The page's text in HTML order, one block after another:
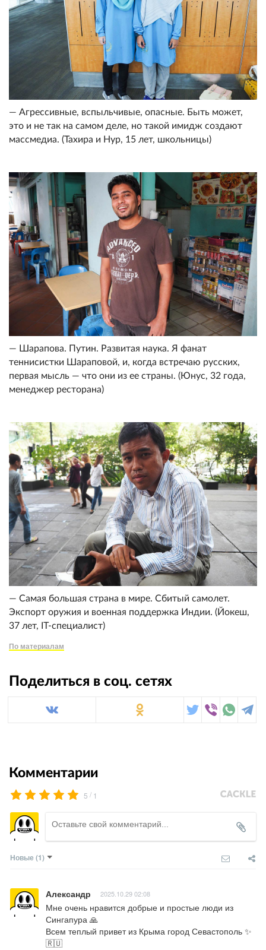
— Агрессивные, вспыльчивые, опасные. Быть может,
это и не так на самом деле, но такой имидж создают
массмедиа. (Тахира и Нур, 15 лет, школьницы)
— Шарапова. Путин. Развитая наука. Я фанат
теннисистки Шараповой, и, когда встречаю русских,
первая мысль — что они из ее страны. (Юнус, 32 года,
менеджер ресторана)
— Самая большая страна в мире. Сбитый самолет.
Экспорт оружия и военная поддержка Индии. (Йокеш,
37 лет, IT-специалист)
По материалам
Поделиться в соц. сетях
Комментарии
5 / 1
Новые (1)
Александр 2025.10.29 02:08
Мне очень нравится добрые и простые люди из
Сингапура 🙏
Всем теплый привет из Крыма город Севастополь ✨
🇷🇺